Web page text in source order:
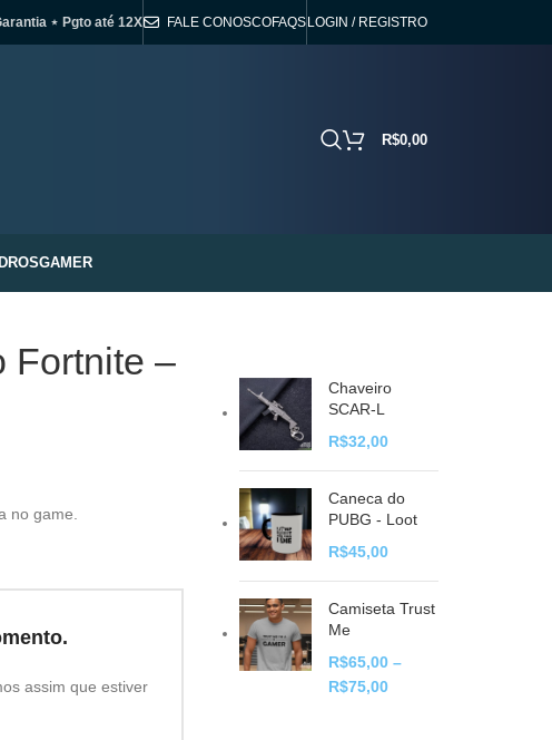
⋆ Pgto até 12X FALE CONOSCOFAQS LOGIN / REGISTRO
R$0,00
GAMER
Fortnite –
no game.
assim que estiver
Chaveiro
SCAR-L
R$32,00
Caneca do
PUBG - Loot
R$45,00
Camiseta Trust
Me
R$65,00 –
R$75,00